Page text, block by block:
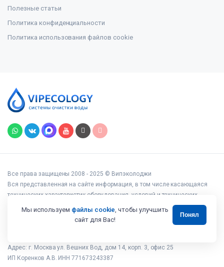
Полезные статьи
Политика конфиденциальности
Политика использования файлов cookie
Все права защищены 2008 - 2025 © Випэколоджи
Вся представленная на сайте информация, в том числе касающаяся
технических характеристик оборудования, условий и технических
возможностей подключения, наличия на складе, стоимости товаров и
услуг, носит информационный характер и ни при каких условиях не
является публичной офертой, определяемой положениями статьи 437
Адрес: г. Москва ул. Вешних Вод, дом 14, корп. 3, офис 25
ИП Коренков А.В. ИНН 771673243387
Мы используем файлы cookie, чтобы улучшить
сайт для Вас!
Понял